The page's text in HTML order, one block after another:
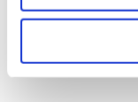
Behagelig å smøre